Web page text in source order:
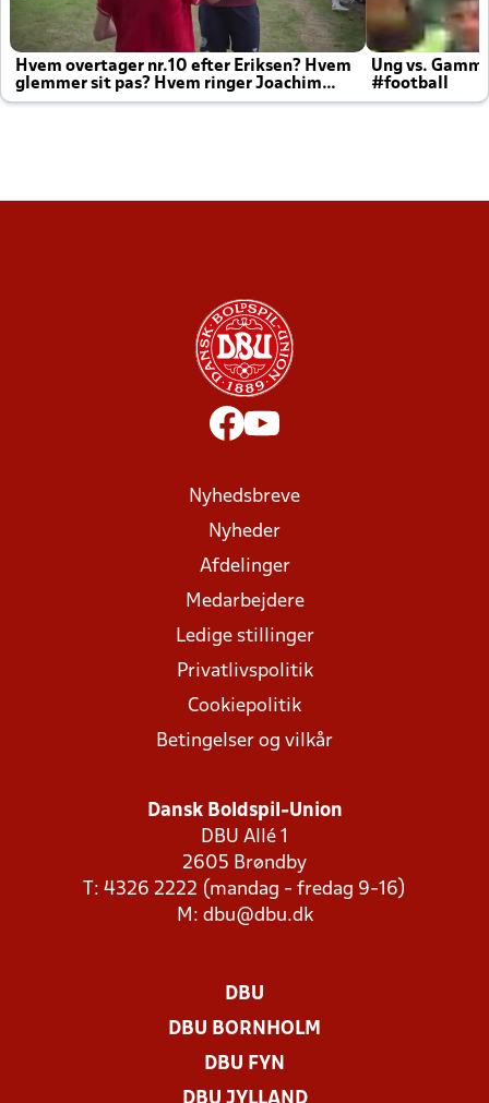
Hvem overtager nr.10 efter Eriksen? Hvem
glemmer sit pas? Hvem ringer Joachim
altid til efter kampe?
Ung vs.
#football
Nyhedsbreve
Nyheder
Afdelinger
Medarbejdere
Ledige stillinger
Privatlivspolitik
Cookiepolitik
Betingelser og vilkår
Dansk Boldspil-Union
DBU Allé 1
2605 Brøndby
T: 4326 2222 (mandag - fredag 9-16)
M: dbu@dbu.dk
DBU
DBU BORNHOLM
DBU FYN